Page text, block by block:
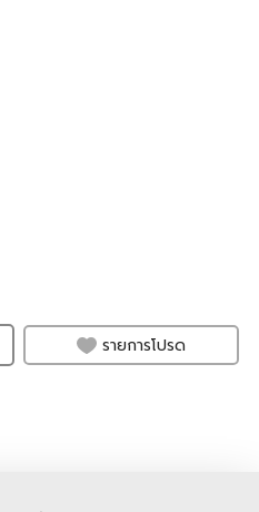
รายการโปรด